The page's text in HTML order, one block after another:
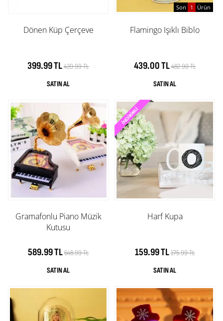
Dönen Küp Çerçeve
399.99 TL439.99 TL
Son 1 Ürün
Flamingo Işıklı Biblo
439.00 TL482.90 TL
Gramafonlu Piano Müzik
Kutusu
589.99 TL648.99 TL
Harf Kupa
159.99 TL175.99 TL